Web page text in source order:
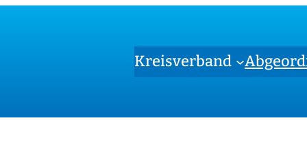
Kreisverband